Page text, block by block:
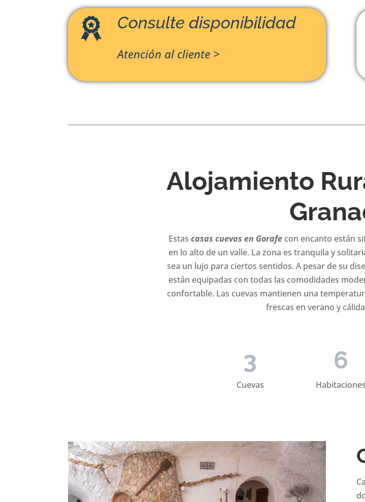
Consulte disponibilidad
Atención al cliente >
Alojamiento
Estas casas cuevas en Gorafe con encanto están
en lo alto de un valle. La zona es tranquila y
sea un lujo para ciertos sentidos. A pesar de su
están equipadas con todas las comodidades
confortable. Las cuevas mantienen una
frescas en verano y
3
Cuevas
6
Habitaciones